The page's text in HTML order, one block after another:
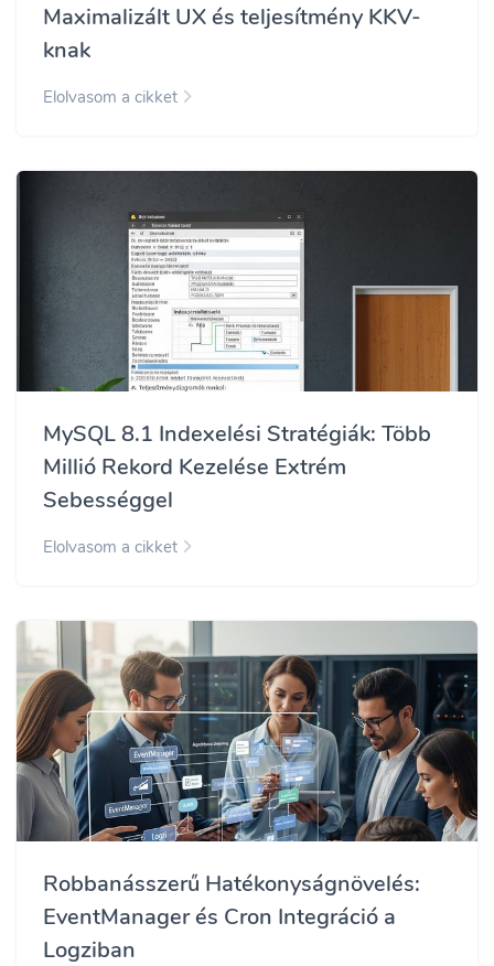
Maximalizált UX és teljesítmény KKV-
knak
Elolvasom a cikket
MySQL 8.1 Indexelési Stratégiák: Több
Millió Rekord Kezelése Extrém
Sebességgel
Elolvasom a cikket
Robbanásszerű Hatékonyságnövelés:
EventManager és Cron Integráció a
Logziban